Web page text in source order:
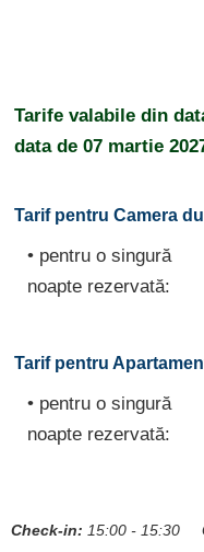
Tarife valabile din
data de 07 martie
Tarif pentru Camera
• pentru o singură
noapte rezervată:
Tarif pentru
• pentru o singură
noapte rezervată:
Check-in: 15:00 - 15:30